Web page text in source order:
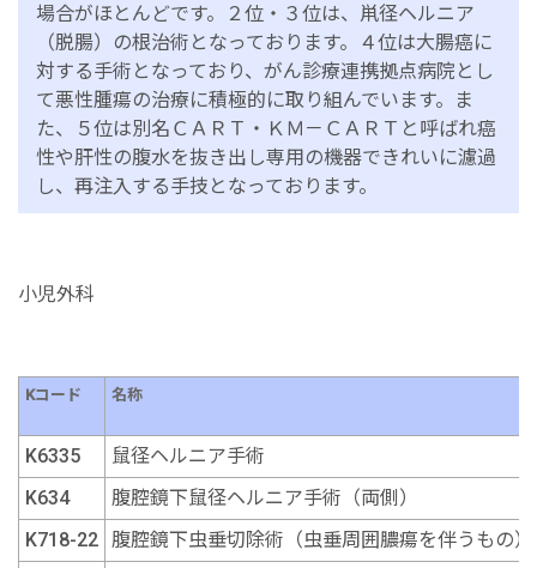
場合がほとんどです。２位・３位は、鼡径ヘルニア
（脱腸）の根治術となっております。４位は大腸癌に
対する手術となっており、がん診療連携拠点病院とし
て悪性腫瘍の治療に積極的に取り組んでいます。ま
た、５位は別名ＣＡＲＴ・ＫＭ－ＣＡＲＴと呼ばれ癌
性や肝性の腹水を抜き出し専用の機器できれいに濾過
し、再注入する手技となっております。
小児外科
Kコード 名称
K6335
鼠径ヘルニア手術
K634
腹腔鏡下鼠径ヘルニア手術（両側）
K718-22 腹腔鏡下虫垂切除術（虫垂周囲膿瘍を伴うもの）